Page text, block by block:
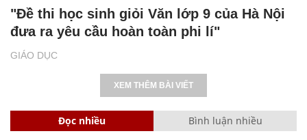
GIÁO DỤC
"Đề thi học sinh giỏi Văn lớp 9 của Hà Nội
đưa ra yêu cầu hoàn toàn phi lí"
XEM THÊM BÀI VIẾT
Đọc nhiều Bình luận nhiều